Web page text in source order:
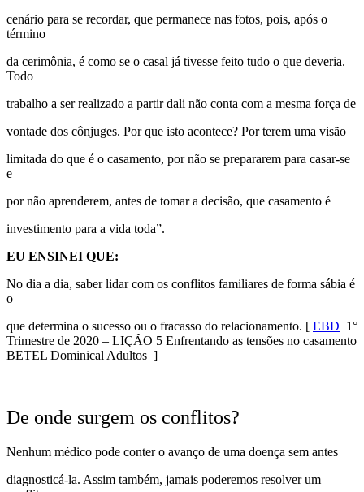
cenário para se recordar, que permanece nas fotos, pois, após o
término
da cerimônia, é como se o casal já tivesse feito tudo o que deveria.
Todo
trabalho a ser realizado a partir dali não conta com a mesma força de
vontade dos cônjuges. Por que isto acontece? Por terem uma visão
limitada do que é o casamento, por não se prepararem para casar-se
e
por não aprenderem, antes de tomar a decisão, que casamento é
investimento para a vida toda”.
EU ENSINEI QUE:
No dia a dia, saber lidar com os conflitos familiares de forma sábia é
o
que determina o sucesso ou o fracasso do relacionamento. [ EBD 1°
Trimestre de 2020 – LIÇÃO 5 Enfrentando as tensões no casamento
BETEL Dominical Adultos ]
De onde surgem os conflitos?
Nenhum médico pode conter o avanço de uma doença sem antes
diagnosticá-la. Assim também, jamais poderemos resolver um